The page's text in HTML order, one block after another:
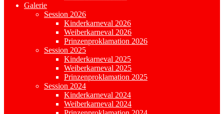
Galerie
Session 2026
Kinderkarneval 2026
Weiberkarneval 2026
Prinzenproklamation 2026
Session 2025
Kinderkarneval 2025
Weiberkarneval 2025
Prinzenproklamation 2025
Session 2024
Kinderkarneval 2024
Weiberkarneval 2024